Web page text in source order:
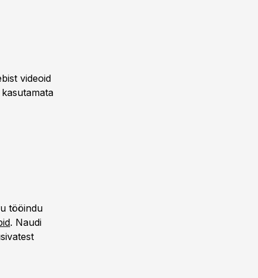
videoid
tööindu
. Naudi